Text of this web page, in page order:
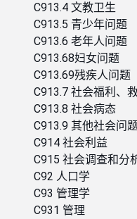
C913.4 文教卫生
C913.5 青少年问题
C913.6 老年人问题
C913.68妇女问题
C913.69残疾人问题
C913.7 社会福利、
C913.8 社会病态
C913.9 其他社会问题
C914 社会利益
C915 社会调查和分
C92 人口学
C93 管理学
C931 管理